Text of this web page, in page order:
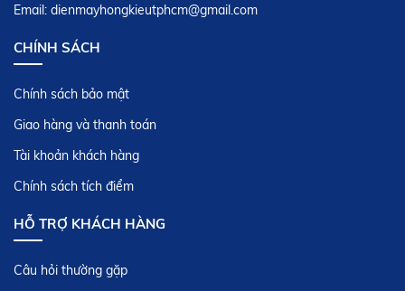
06 tháng 12,2017
HƯỚNG DẪN SỬ DỤNG BẾP TỪ NỘI ĐỊA
NHẬT NATIONAL
08 tháng 05,2017
06 tháng 05,2017
Email: dienmayhongkieutphcm@gmail.com
CHÍNH SÁCH
Chính sách bảo mật
Giao hàng và thanh toán
Tài khoản khách hàng
Chính sách tích điểm
HỖ TRỢ KHÁCH HÀNG
Câu hỏi thường gặp